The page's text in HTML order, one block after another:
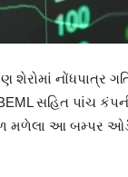
શેરોમાં નોંધપાત્ર
સહિત પાંચ
મળેલા આ બમ્પર